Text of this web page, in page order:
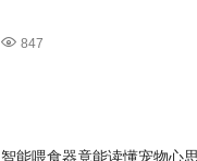
847
智能喂食器竟能读懂宠物心